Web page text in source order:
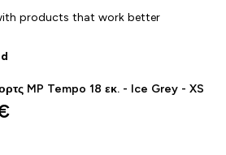
products that work better
MP Tempo 18 εκ. - Ice Grey - XS